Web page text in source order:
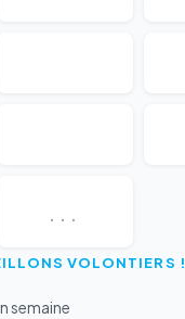
...
VOLONTIERS !
semaine